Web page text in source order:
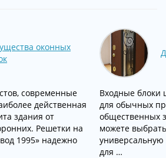
оконных
современные
действенная
здания от
Решетки на
1995» надежно
Входные блоки
для обычных
общественных
можете
для …